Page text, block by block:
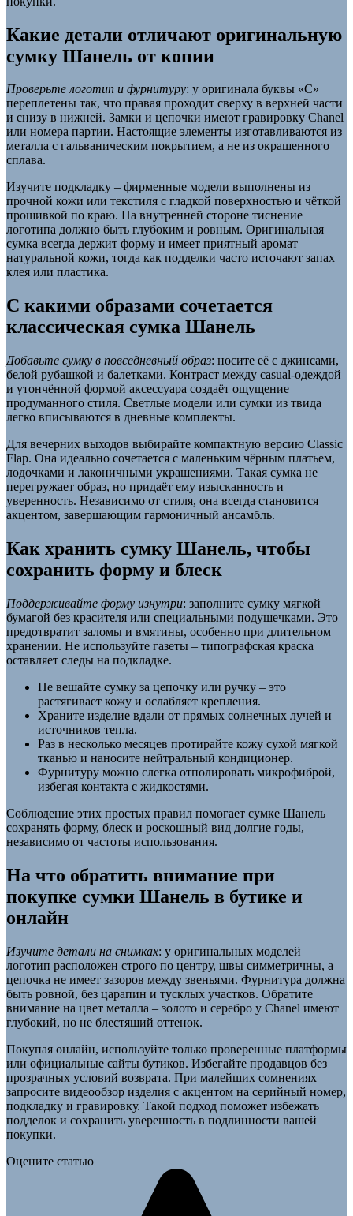
Какие детали отличают оригинальную
сумку Шанель от копии
Проверьте логотип и фурнитуру: у оригинала буквы «С»
переплетены так, что правая проходит сверху в верхней части
и снизу в нижней. Замки и цепочки имеют гравировку Chanel
или номера партии. Настоящие элементы изготавливаются из
металла с гальваническим покрытием, а не из окрашенного
сплава.
Изучите подкладку – фирменные модели выполнены из
прочной кожи или текстиля с гладкой поверхностью и чёткой
прошивкой по краю. На внутренней стороне тиснение
логотипа должно быть глубоким и ровным. Оригинальная
сумка всегда держит форму и имеет приятный аромат
натуральной кожи, тогда как подделки часто источают запах
клея или пластика.
С какими образами сочетается
классическая сумка Шанель
Добавьте сумку в повседневный образ: носите её с джинсами,
белой рубашкой и балетками. Контраст между casual-одеждой
и утончённой формой аксессуара создаёт ощущение
продуманного стиля. Светлые модели или сумки из твида
легко вписываются в дневные комплекты.
Для вечерних выходов выбирайте компактную версию Classic
Flap. Она идеально сочетается с маленьким чёрным платьем,
лодочками и лаконичными украшениями. Такая сумка не
перегружает образ, но придаёт ему изысканность и
уверенность. Независимо от стиля, она всегда становится
акцентом, завершающим гармоничный ансамбль.
Как хранить сумку Шанель, чтобы
сохранить форму и блеск
Поддерживайте форму изнутри: заполните сумку мягкой
бумагой без красителя или специальными подушечками. Это
предотвратит заломы и вмятины, особенно при длительном
хранении. Не используйте газеты – типографская краска
оставляет следы на подкладке.
Не вешайте сумку за цепочку или ручку – это
растягивает кожу и ослабляет крепления.
Храните изделие вдали от прямых солнечных лучей и
источников тепла.
Раз в несколько месяцев протирайте кожу сухой мягкой
тканью и наносите нейтральный кондиционер.
Фурнитуру можно слегка отполировать микрофиброй,
избегая контакта с жидкостями.
Соблюдение этих простых правил помогает сумке Шанель
сохранять форму, блеск и роскошный вид долгие годы,
независимо от частоты использования.
На что обратить внимание при
покупке сумки Шанель в бутике и
онлайн
Изучите детали на снимках: у оригинальных моделей
логотип расположен строго по центру, швы симметричны, а
цепочка не имеет зазоров между звеньями. Фурнитура должна
быть ровной, без царапин и тусклых участков. Обратите
внимание на цвет металла – золото и серебро у Chanel имеют
глубокий, но не блестящий оттенок.
Покупая онлайн, используйте только проверенные платформы
или официальные сайты бутиков. Избегайте продавцов без
прозрачных условий возврата. При малейших сомнениях
запросите видеообзор изделия с акцентом на серийный номер,
подкладку и гравировку. Такой подход поможет избежать
подделок и сохранить уверенность в подлинности вашей
покупки.
Оцените статью